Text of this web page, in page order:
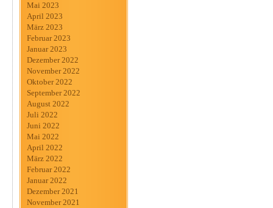
Mai 2023
April 2023
März 2023
Februar 2023
Januar 2023
Dezember 2022
November 2022
Oktober 2022
September 2022
August 2022
Juli 2022
Juni 2022
Mai 2022
April 2022
März 2022
Februar 2022
Januar 2022
Dezember 2021
November 2021